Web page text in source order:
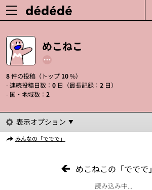
めこねこ
8件の投稿（トップ 10%）
- 連続投稿日数： 0 日（最長記録： 2 日）
- 国・地域数： 2
表示オプション
みんなの「ででで」
めこねこの「ででで」
読み込み中...